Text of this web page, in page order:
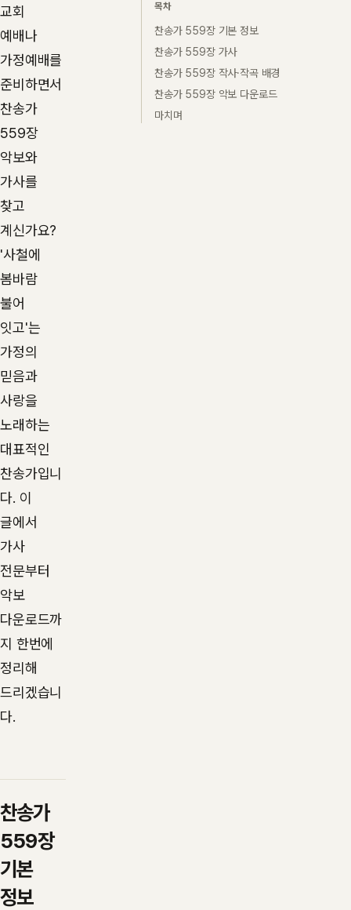
교회
예배나
가정예배를
준비하면서
찬송가
559장
악보와
가사를
찾고
계신가요?
'사철에
봄바람
불어
잇고'는
가정의
믿음과
사랑을
노래하는
대표적인
찬송가입니
다. 이
글에서
가사
전문부터
악보
다운로드까
지 한번에
정리해
드리겠습니
다.
찬송가
559장
기본
정보
목차
찬송가 559장 기본 정보
찬송가 559장 가사
찬송가 559장 작사·작곡 배경
찬송가 559장 악보 다운로드
마치며